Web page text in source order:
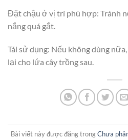
Đặt chậu ở vị trí phù hợp: Tránh
nắng quá gắt.
Tái sử dụng: Nếu không dùng
lại cho lứa cây trồng sau.
Bài viết này được đăng trongChưa